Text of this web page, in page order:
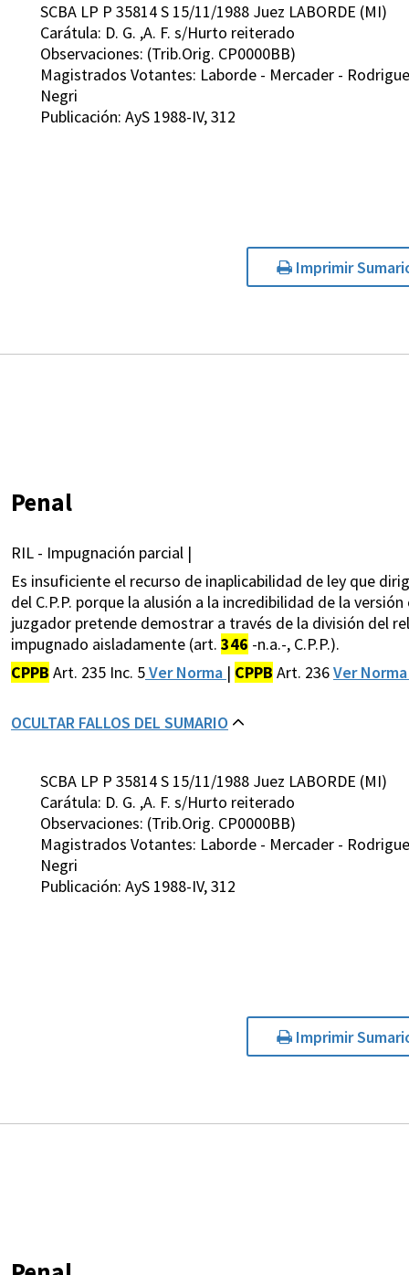
SCBA LP P 35814 S 15/11/1988 Juez LABORDE (MI)
Carátula: D. G. ,A. F. s/Hurto reiterado
Observaciones: (Trib.Orig. CP0000BB)
Magistrados Votantes: Laborde - Mercader -
Negri
Publicación: AyS 1988-IV, 312
Imprimir
Penal
RIL - Impugnación parcial |
Es insuficiente el recurso de inaplicabilidad de ley que
del C.P.P. porque la alusión a la incredibilidad de la
juzgador pretende demostrar a través de la división del
impugnado aisladamente (art. 346 -n.a.-, C.P.P.).
CPPB Art. 235 Inc. 5Ver Norma | CPPB Art. 236Ver
OCULTAR FALLOS DEL SUMARIO
SCBA LP P 35814 S 15/11/1988 Juez LABORDE (MI)
Carátula: D. G. ,A. F. s/Hurto reiterado
Observaciones: (Trib.Orig. CP0000BB)
Magistrados Votantes: Laborde - Mercader -
Negri
Publicación: AyS 1988-IV, 312
Imprimir